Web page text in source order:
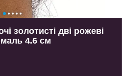
золотисті дві рожеві
4.6 см